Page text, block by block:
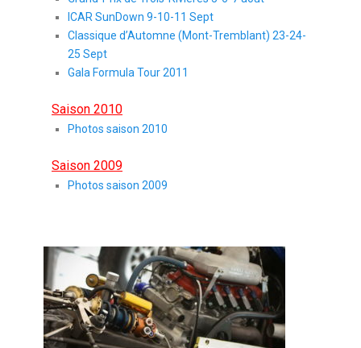
ICAR SunDown 9-10-11 Sept
Classique d’Automne (Mont-Tremblant) 23-24-
25 Sept
Gala Formula Tour 2011
Saison 2010
Photos saison 2010
Saison 2009
Photos saison 2009